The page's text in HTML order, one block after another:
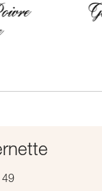
Goyave
49